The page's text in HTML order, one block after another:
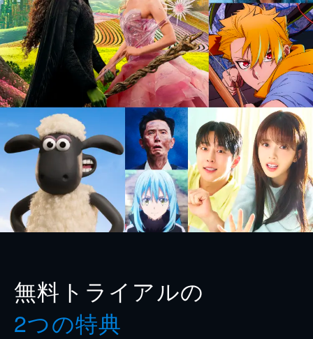
無料トライアルの
2つの特典